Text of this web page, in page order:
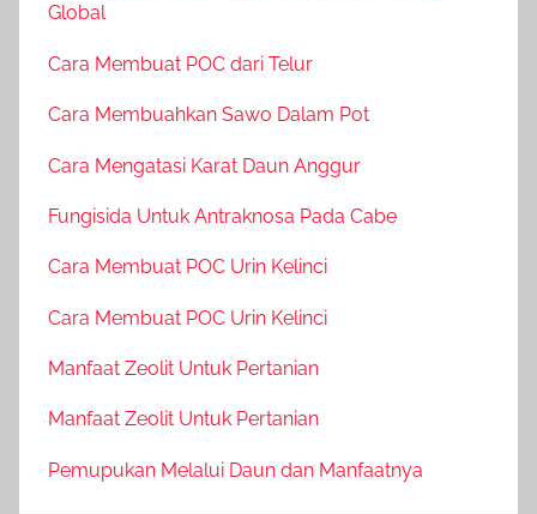
Global
Cara Membuat POC dari Telur
Cara Membuahkan Sawo Dalam Pot
Cara Mengatasi Karat Daun Anggur
Fungisida Untuk Antraknosa Pada Cabe
Cara Membuat POC Urin Kelinci
Cara Membuat POC Urin Kelinci
Manfaat Zeolit Untuk Pertanian
Manfaat Zeolit Untuk Pertanian
Pemupukan Melalui Daun dan Manfaatnya